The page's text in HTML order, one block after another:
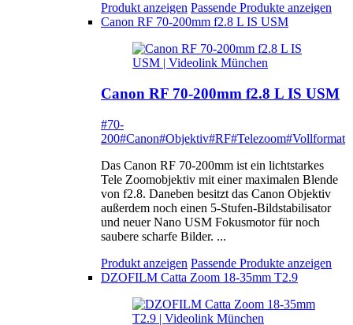
Produkt anzeigen Passende Produkte anzeigen
Canon RF 70-200mm f2.8 L IS USM
Canon RF 70-200mm f2.8 L IS USM
#70-
200#Canon#Objektiv#RF#Telezoom#Vollformat
Das Canon RF 70-200mm ist ein lichtstarkes
Tele Zoomobjektiv mit einer maximalen Blende
von f2.8. Daneben besitzt das Canon Objektiv
außerdem noch einen 5-Stufen-Bildstabilisator
und neuer Nano USM Fokusmotor für noch
saubere scharfe Bilder. ...
Produkt anzeigen Passende Produkte anzeigen
DZOFILM Catta Zoom 18-35mm T2.9